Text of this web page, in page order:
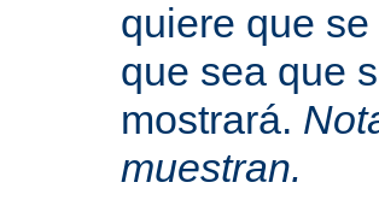
quiere que
que sea que
mostrará.
muestran.